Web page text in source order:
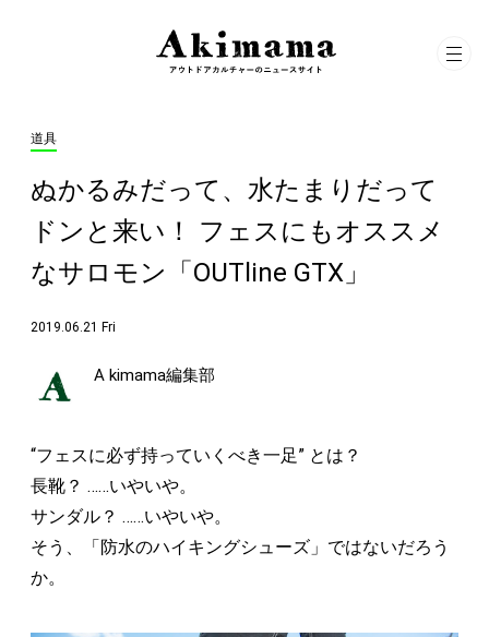
道具
ぬかるみだって、水たまりだって
ドンと来い！ フェスにもオススメ
なサロモン「OUTline GTX」
2019.06.21 Fri
A kimama編集部
“フェスに必ず持っていくべき一足” とは？
長靴？ ……いやいや。
サンダル？ ……いやいや。
そう、「防水のハイキングシューズ」ではないだろう
か。